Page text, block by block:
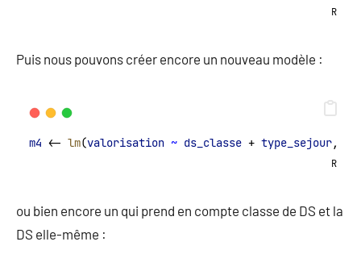
R
Puis nous pouvons créer encore un nouveau modèle :
m4 <- lm(valorisation ~ ds_classe + type_sejour,
R
ou bien encore un qui prend en compte classe de DS et la
DS elle-même :